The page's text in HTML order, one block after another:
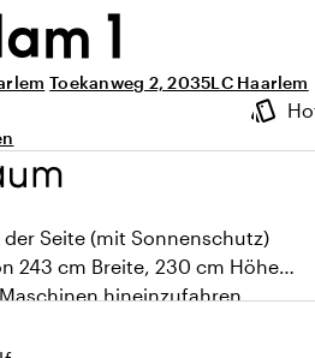
1
Toekanweg 2, 2035LC Haarlem
style
Seite (mit Sonnenschutz)
243 cm Breite, 230 cm Höhe
hineinzufahren
Drehstrom